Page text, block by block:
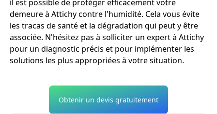
il est possible de protéger efficacement votre
demeure à Attichy contre l'humidité. Cela vous évite
les tracas de santé et la dégradation qui peut y être
associée. N'hésitez pas à solliciter un expert à Attichy
pour un diagnostic précis et pour implémenter les
solutions les plus appropriées à votre situation.
Obtenir un devis gratuitement